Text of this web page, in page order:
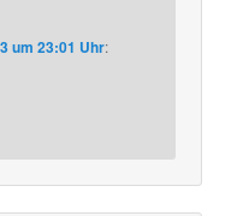
um 23:01 Uhr: